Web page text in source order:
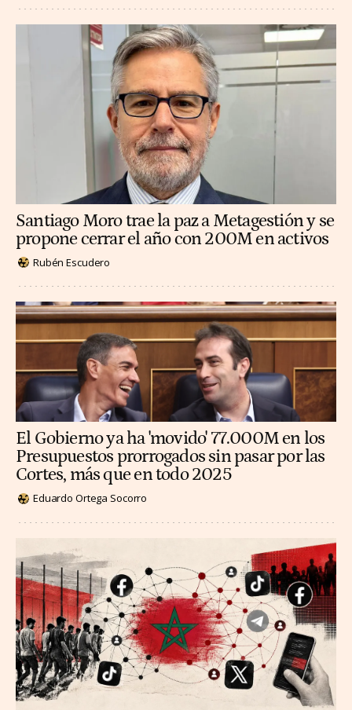
Santiago Moro trae la paz a Metagestión y se
propone cerrar el año con 200M en activos
Rubén Escudero
El Gobierno ya ha 'movido' 77.000M en los
Presupuestos prorrogados sin pasar por las
Cortes, más que en todo 2025
Eduardo Ortega Socorro